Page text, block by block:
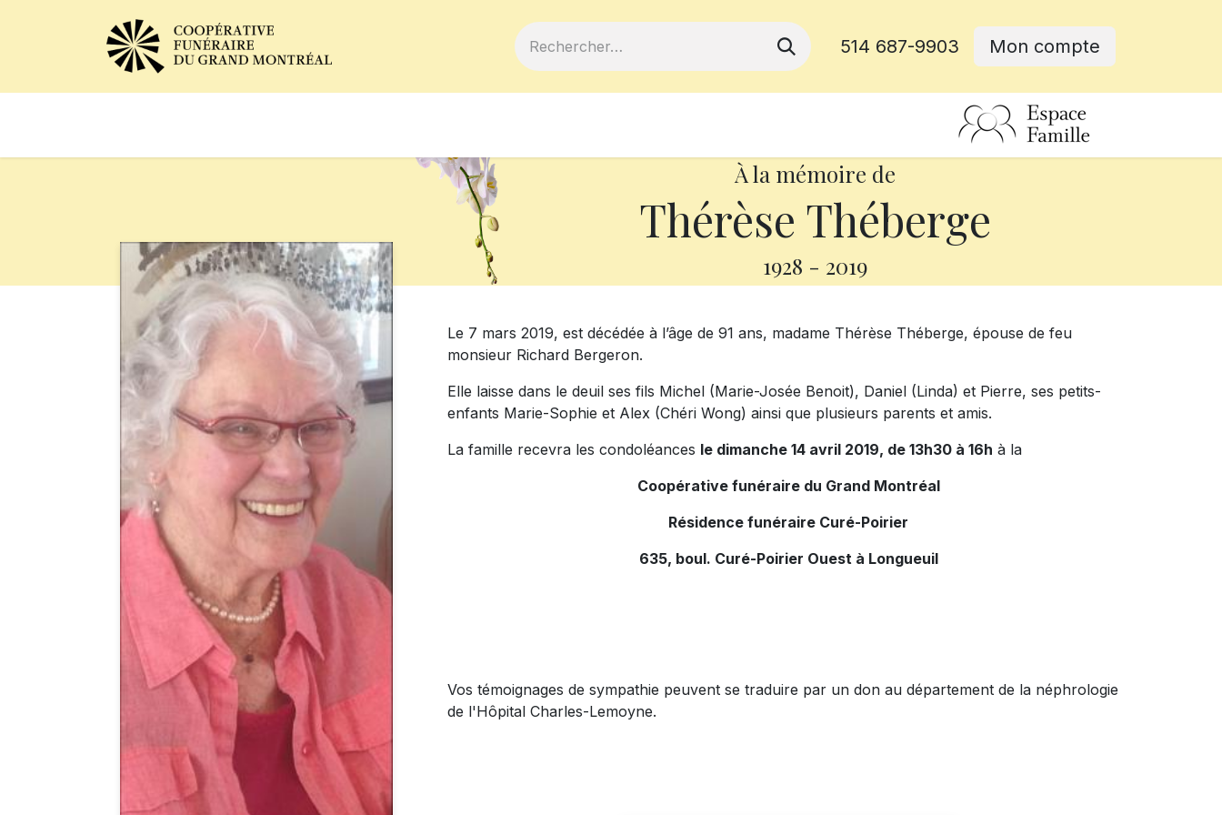
514 687-9903 Mon compte
À la mémoire de
Thérèse Théberge
1928 - 2019
Le 7 mars 2019, est décédée à l’âge de 91 ans, madame Thérèse Théberge, épouse de feu
monsieur Richard Bergeron.
Elle laisse dans le deuil ses fils Michel (Marie-Josée Benoit), Daniel (Linda) et Pierre, ses petits-
enfants Marie-Sophie et Alex (Chéri Wong) ainsi que plusieurs parents et amis.
La famille recevra les condoléances le dimanche 14 avril 2019, de 13h30 à 16h à la
Coopérative funéraire du Grand Montréal
Résidence funéraire Curé-Poirier
635, boul. Curé-Poirier Ouest à Longueuil
Vos témoignages de sympathie peuvent se traduire par un don au département de la néphrologie
de l'Hôpital Charles-Lemoyne.